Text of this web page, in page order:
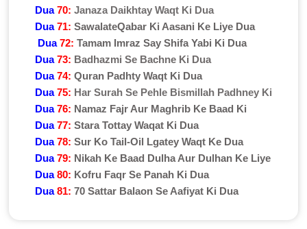
Dua 70: Janaza Daikhtay Waqt Ki Dua
Dua 71: SawalateQabar Ki Aasani Ke Liye Dua
Dua 72: Tamam Imraz Say Shifa Yabi Ki Dua
Dua 73: Badhazmi Se Bachne Ki Dua
Dua 74: Quran Padhty Waqt Ki Dua
Dua 75: Har Surah Se Pehle Bismillah Padhney Ki
Dua 76: Namaz Fajr Aur Maghrib Ke Baad Ki
Dua 77: Stara Tottay Waqat Ki Dua
Dua 78: Sur Ko Tail-Oil Lgatey Waqt Ke Dua
Dua 79: Nikah Ke Baad Dulha Aur Dulhan Ke Liye
Dua 80: Kofru Faqr Se Panah Ki Dua
Dua 81: 70 Sattar Balaon Se Aafiyat Ki Dua